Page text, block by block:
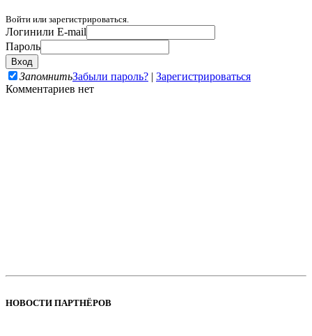
Войти или зарегистрироваться.
Логинили E-mail
Пароль
ЗапомнитьЗабыли пароль? | Зарегистрироваться
Комментариев нет
НОВОСТИ ПАРТНЁРОВ